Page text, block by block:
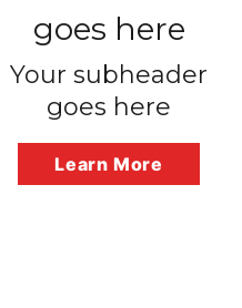
goes here
Your subheader
goes here
Learn More